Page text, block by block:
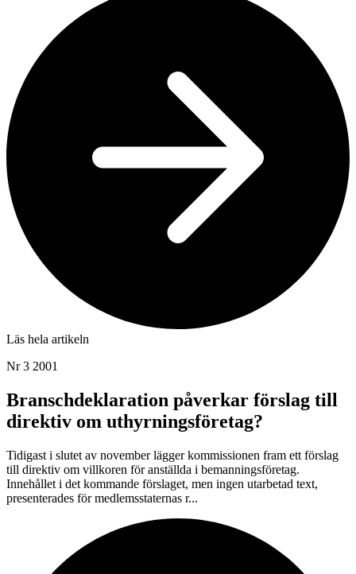
Läs hela artikeln
Nr 3 2001
Branschdeklaration påverkar förslag till
direktiv om uthyrningsföretag?
Tidigast i slutet av november lägger kommissionen fram ett förslag
till direktiv om villkoren för anställda i bemanningsföretag.
Innehållet i det kommande förslaget, men ingen utarbetad text,
presenterades för medlemsstaternas r...